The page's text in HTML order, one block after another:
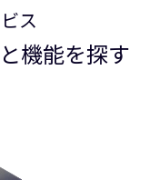
ス
機能を探す